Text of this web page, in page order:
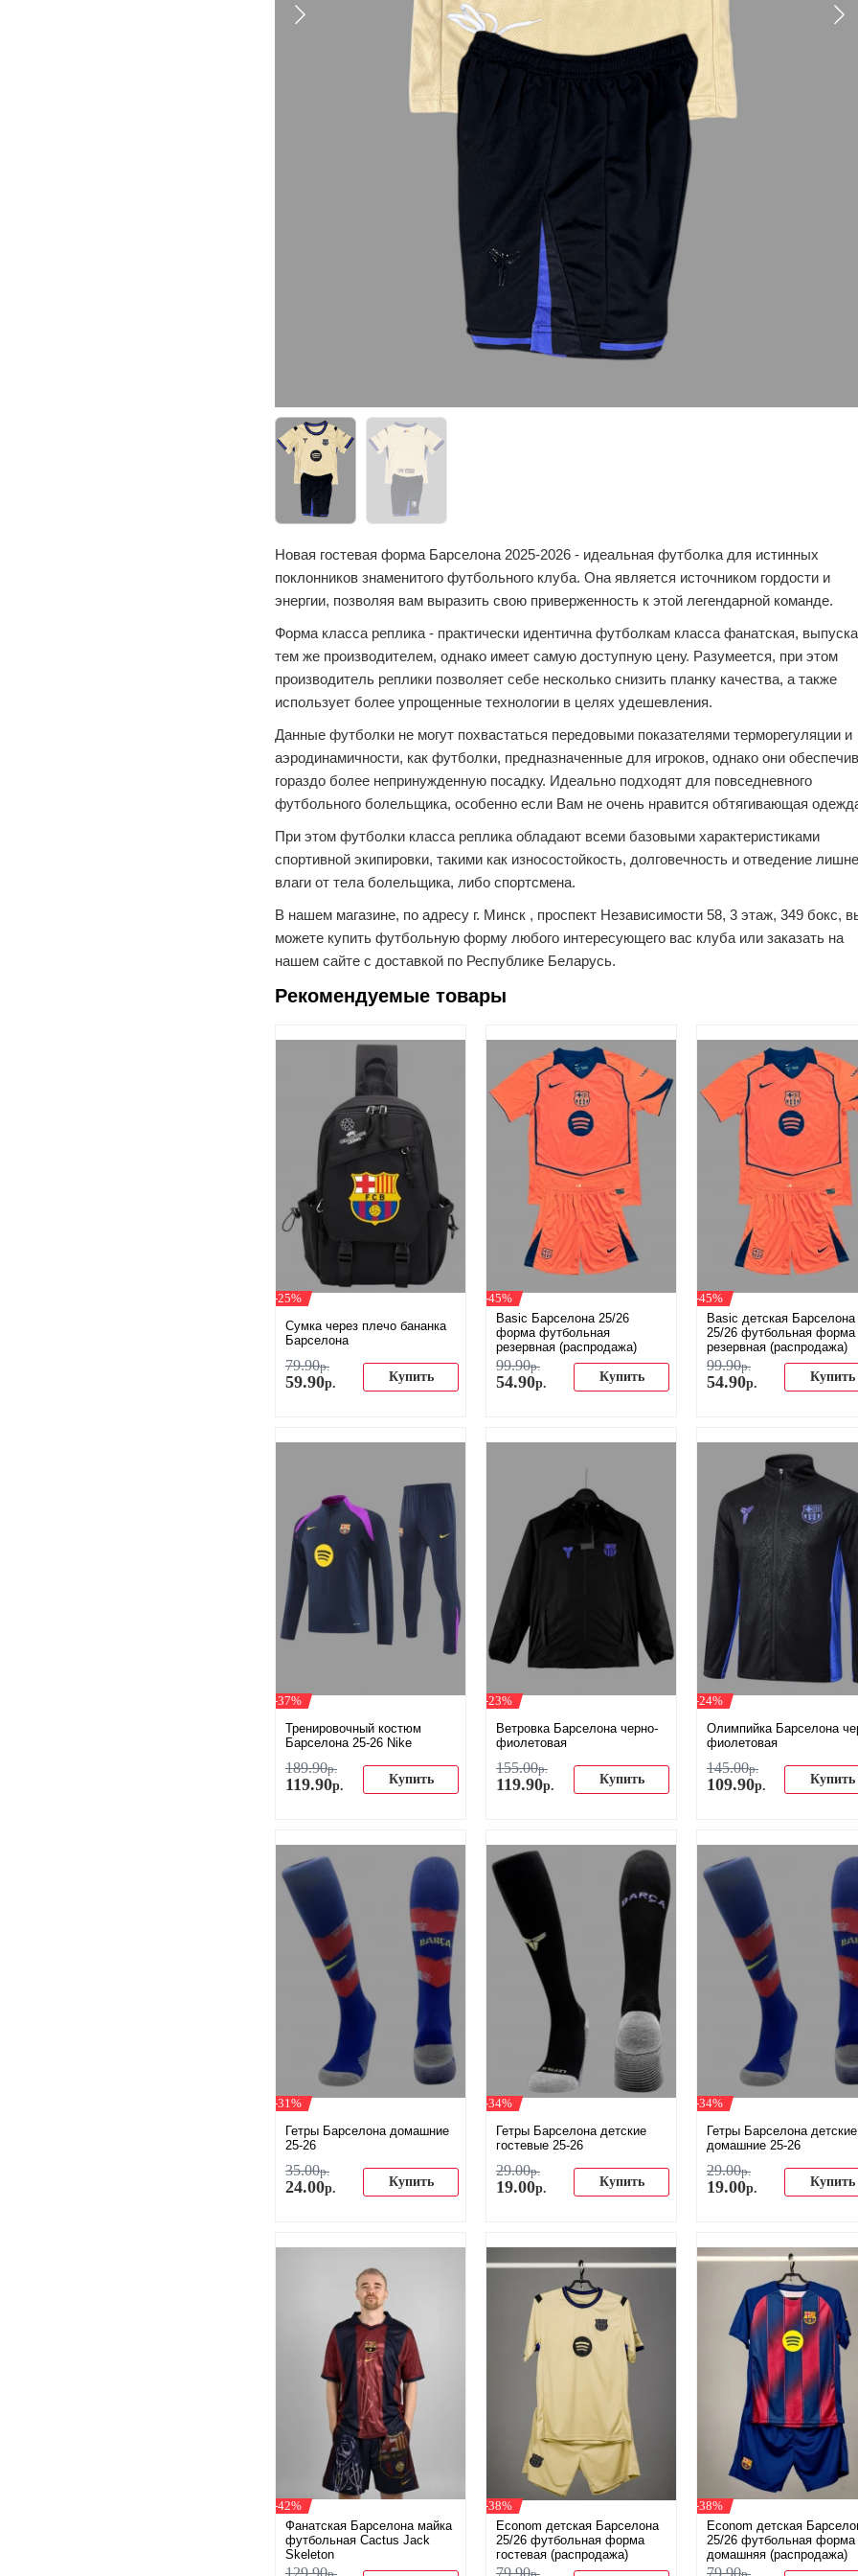
Новая гостевая форма Барселона 2025-2026 - идеальная футболка для истинных
поклонников знаменитого футбольного клуба. Она является источником гордости и
энергии, позволяя вам выразить свою приверженность к этой легендарной команде.
Форма класса реплика - практически идентична футболкам класса фанатская,
тем же производителем, однако имеет самую доступную цену. Разумеется, при этом
производитель реплики позволяет себе несколько снизить планку качества, а также
использует более упрощенные технологии в целях удешевления.
Данные футболки не могут похвастаться передовыми показателями терморегуляции и
аэродинамичности, как футболки, предназначенные для игроков, однако они
гораздо более непринужденную посадку. Идеально подходят для повседневного
футбольного болельщика, особенно если Вам не очень нравится обтягивающая
При этом футболки класса реплика обладают всеми базовыми характеристиками
спортивной экипировки, такими как износостойкость, долговечность и отведение
влаги от тела болельщика, либо спортсмена.
В нашем магазине, по адресу г. Минск , проспект Независимости 58, 3 этаж, 349 бокс,
можете купить футбольную форму любого интересующего вас клуба или заказать на
нашем сайте с доставкой по Республике Беларусь.
Рекомендуемые товары
-25%
Сумка через плечо бананка
Барселона
79.90р.
59.90р. Купить
-45%
Basic Барселона 25/26
форма футбольная
резервная (распродажа)
99.90р.
54.90р. Купить
-45%
Basic детская Барселона
25/26 футбольная форма
резервная (распродажа)
99.90р.
54.90р. Купить
-37%
Тренировочный костюм
Барселона 25-26 Nike
189.90р.
119.90р. Купить
-23%
Ветровка Барселона черно-
фиолетовая
155.00р.
119.90р. Купить
-24%
Олимпийка Барселона
фиолетовая
145.00р.
109.90р. Купить
-31%
Гетры Барселона домашние
25-26
35.00р.
24.00р. Купить
-34%
Гетры Барселона детские
гостевые 25-26
29.00р.
19.00р. Купить
-34%
Гетры Барселона детские
домашние 25-26
29.00р.
19.00р. Купить
-42%
Фанатская Барселона майка
футбольная Cactus Jack
Skeleton
-38%
Econom детская Барселона
25/26 футбольная форма
гостевая (распродажа)
-38%
Econom детская
25/26 футбольная форма
домашняя (распродажа)